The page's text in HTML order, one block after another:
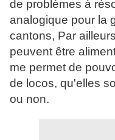
de problèmes à
analogique pour la
cantons, Par
peuvent être
me permet de
de locos, qu'elles
ou non.